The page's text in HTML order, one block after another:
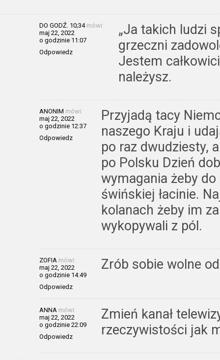
DO GODŹ. 10;34mówi:
maj 22, 2022
o godzinie 11:07
Odpowiedz
„Ja takich ludzi
grzeczni
Jestem
należysz.
ANONIM mówi:
maj 22, 2022
o godzinie 12:37
Odpowiedz
Przyjadą tacy
naszego Kraju i
po raz dwudziesty,
po Polsku Dzień
wymagania żeby
świńskiej łacinie.
kolanach żeby im
wykopywali z pól.
ZOFIA mówi:
maj 22, 2022
o godzinie 14:49
Odpowiedz
Zrób sobie wolne
ANNA mówi:
maj 22, 2022
o godzinie 22:09
Odpowiedz
Zmień kanał
rzeczywistości jak